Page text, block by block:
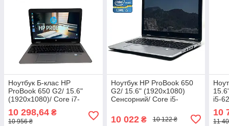
Ноутбук Б-клас HP
ProBook 650 G2/ 15.6"
(1920x1080)/ Core i7-
SSD/ HD 520
10 298,64 ₴
10 956 ₴
Ноутбук HP ProBook 650
G2/ 15.6" (1920x1080)
Сенсорний/ Core i5-
SSD/ HD 520
10 022₴ 10 122 ₴
i5-
10
11